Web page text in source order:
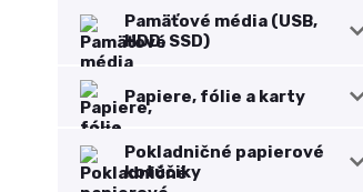
Pamäťové média (USB,
HDD, SSD)
Papiere, fólie a karty
Pokladničné papierové
kotúčiky